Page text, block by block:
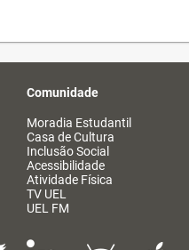
Comunidade
Moradia Estudantil
Casa de Cultura
Inclusão Social
Acessibilidade
Atividade Física
TV UEL
UEL FM